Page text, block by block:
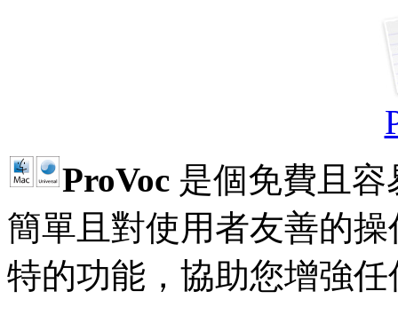
ProVoc 是個免費且
簡單且對使用者友善的
特的功能，協助您增強